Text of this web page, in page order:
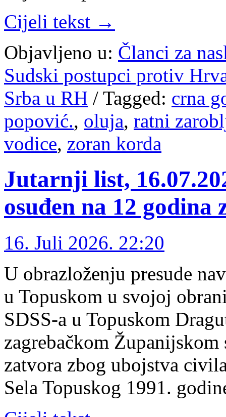
Cijeli tekst →
Objavljeno u: Članci za
Sudski postupci protiv
Srba u RH / Tagged: crna
popović., oluja, ratni
vodice, zoran korda
Jutarnji list,
osuđen na 12 godina
16. Juli 2026. 22:20
U obrazloženju presude
u Topuskom u svojoj
SDSS-a u Topuskom
zagrebačkom
zatvora zbog ubojstva
Sela Topuskog 1991.